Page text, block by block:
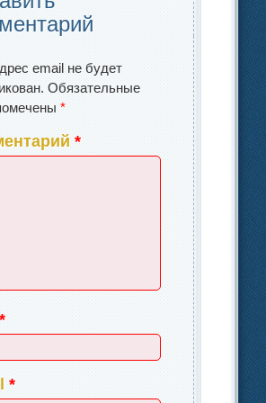
email не будет
Обязательные
*
*
*
*